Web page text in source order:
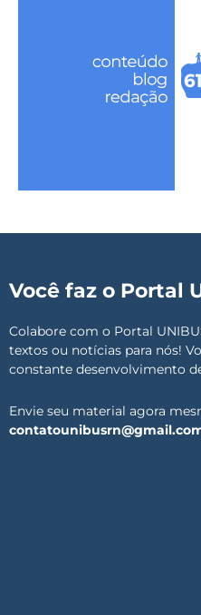
Você faz o Portal
Colabore com o Portal
textos ou notícias para nós!
constante desenvolvimento
Envie seu material agora